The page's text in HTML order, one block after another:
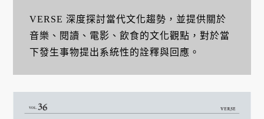
VERSE 深度探討當代文化趨勢，並提供關於
音樂、閱讀、電影、飲食的文化觀點，對於當
下發生事物提出系統性的詮釋與回應。